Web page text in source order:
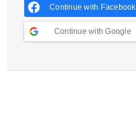
Continue with Facebook
Continue with Google